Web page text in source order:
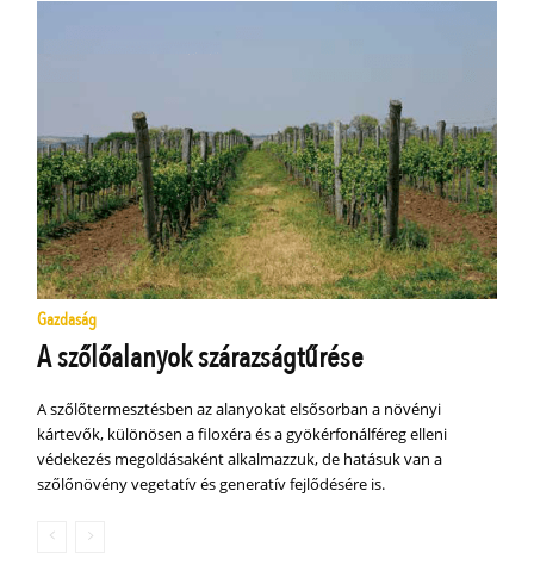
Gazdaság
A szőlőalanyok szárazságtűrése
A szőlőtermesztésben az alanyokat elsősorban a növényi
kártevők, különösen a filoxéra és a gyökérfonálféreg elleni
védekezés megoldásaként alkalmazzuk, de hatásuk van a
szőlőnövény vegetatív és generatív fejlődésére is.